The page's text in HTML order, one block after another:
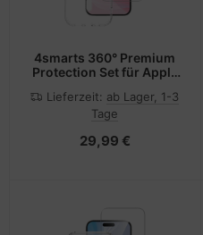
4smarts 360° Premium
Protection Set für Apple
Lieferzeit: ab Lager, 1-3
Tage
29,99 €